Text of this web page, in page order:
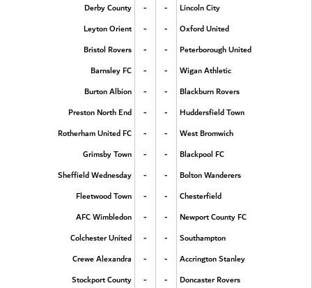
Derby County
- -
Lincoln City
Leyton Orient
- -
Oxford United
Bristol Rovers
- -
Peterborough United
Barnsley FC
- -
Wigan Athletic
Burton Albion
- -
Blackburn Rovers
Preston North End
- -
Huddersfield Town
Rotherham United FC
- -
West Bromwich
Grimsby Town
- -
Blackpool FC
Sheffield Wednesday
- -
Bolton Wanderers
Fleetwood Town
- -
Chesterfield
AFC Wimbledon
- -
Newport County FC
Colchester United
- -
Southampton
Crewe Alexandra
- -
Accrington Stanley
Stockport County
- -
Doncaster Rovers